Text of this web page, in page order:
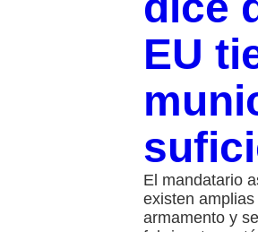
EU
El mandatario
existen
armamento y